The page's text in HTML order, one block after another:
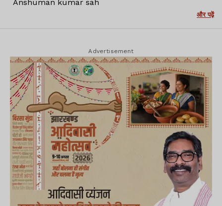
Anshuman kumar sah
और पढ़ें
Advertisement